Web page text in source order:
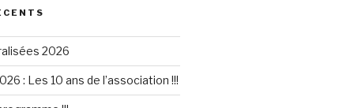
2026
: Les 10 ans de l’association !!!